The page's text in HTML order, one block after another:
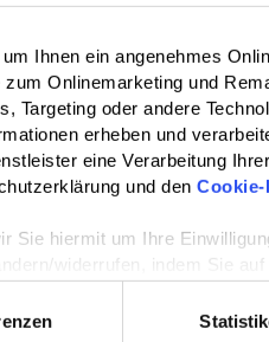
Ihnen ein angenehmes
Onlinemarketing und
Targeting oder andere
erheben und
eine Verarbeitung
und den
Sie hiermit um Ihre
widerrufen, indem Sie
Kirchen,